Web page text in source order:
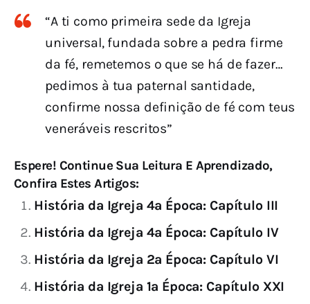
“A ti como primeira sede da Igreja
universal, fundada sobre a pedra firme
da fé, remetemos o que se há de fazer…
pedimos à tua paternal santidade,
confirme nossa definição de fé com teus
veneráveis rescritos”
Espere! Continue Sua Leitura E Aprendizado,
Confira Estes Artigos:
História da Igreja 4ª Época: Capítulo III
História da Igreja 4ª Época: Capítulo IV
História da Igreja 2ª Época: Capítulo VI
História da Igreja 1ª Época: Capítulo XXI